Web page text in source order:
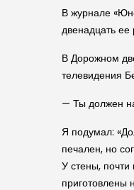
В журнале
двенадцать ее
В Дорожном
телевидения
— Ты должен
Я подумал:
печален, но
У стены,
приготовлены